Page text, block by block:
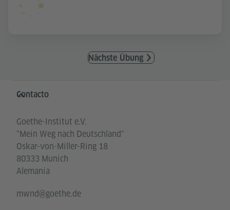
Nächste Übung
Service- und Informationsbereich
Contacto
Goethe-Institut e.V.
"Mein Weg nach Deutschland"
Oskar-von-Miller-Ring 18
80333 Munich
Alemania
mwnd@goethe.de